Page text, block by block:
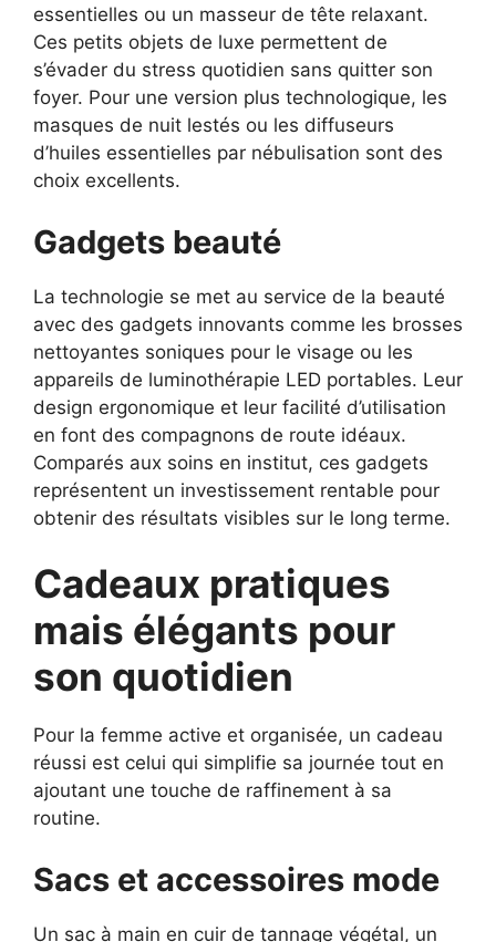
essentielles ou un masseur de tête relaxant.
Ces petits objets de luxe permettent de
s’évader du stress quotidien sans quitter son
foyer. Pour une version plus technologique, les
masques de nuit lestés ou les diffuseurs
d’huiles essentielles par nébulisation sont des
choix excellents.
Gadgets beauté
La technologie se met au service de la beauté
avec des gadgets innovants comme les brosses
nettoyantes soniques pour le visage ou les
appareils de luminothérapie LED portables. Leur
design ergonomique et leur facilité d’utilisation
en font des compagnons de route idéaux.
Comparés aux soins en institut, ces gadgets
représentent un investissement rentable pour
obtenir des résultats visibles sur le long terme.
Cadeaux pratiques
mais élégants pour
son quotidien
Pour la femme active et organisée, un cadeau
réussi est celui qui simplifie sa journée tout en
ajoutant une touche de raffinement à sa
routine.
Sacs et accessoires mode
Un sac à main en cuir de tannage végétal, un